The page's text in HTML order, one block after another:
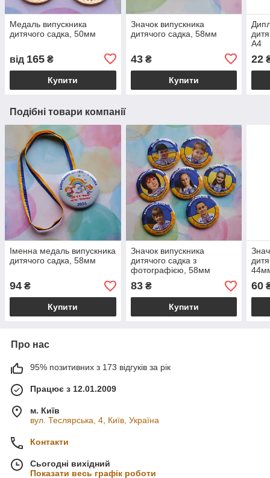
Медаль випускника
дитячого садка, 50мм
від 165 ₴
Купити
Значок випускника
дитячого садка, 58мм
43₴
Купити
А4
22
Подібні товари компанії
Іменна медаль випускника
дитячого садка, 58мм
94 ₴
Купити
Значок випускника
дитячого садка з
фотографією, 58мм
83₴
Купити
60
Про нас
95% позитивних з 173 відгуків за рік
Працює з 12.01.2009
м. Київ
вул. Теслярська, 4, Київ, Україна
Контакти
Сьогодні вихідний
Показати весь графік роботи